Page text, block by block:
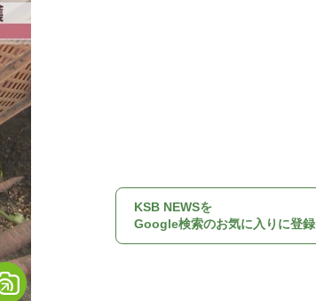
KSB NEWSを
Google検索のお気に入りに登録